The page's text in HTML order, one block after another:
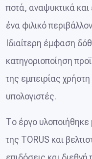
ποτά, αναψυκτικά
ένα φιλικό
Ιδιαίτερη έμφαση
κατηγοριοποίηση
της εμπειρίας
υπολογιστές.
Το έργο
της TORUS και